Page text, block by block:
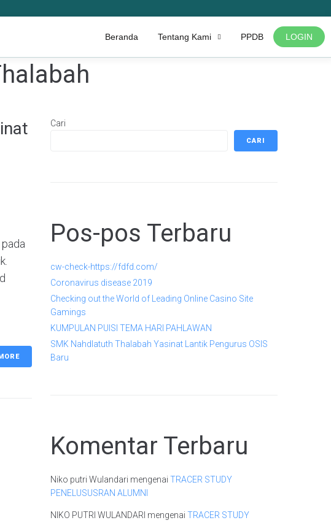
Beranda Tentang Kami PPDB LOGIN
Cari
CARI
Pos-pos Terbaru
cw-check-https://fdfd.com/
Coronavirus disease 2019
Checking out the World of Leading Online Casino Site
Gamings
KUMPULAN PUISI TEMA HARI PAHLAWAN
SMK Nahdlatuth Thalabah Yasinat Lantik Pengurus OSIS
Baru
Komentar Terbaru
Niko putri Wulandari mengenai TRACER STUDY
PENELUSUSRAN ALUMNI
NIKO PUTRI WULANDARI mengenai TRACER STUDY